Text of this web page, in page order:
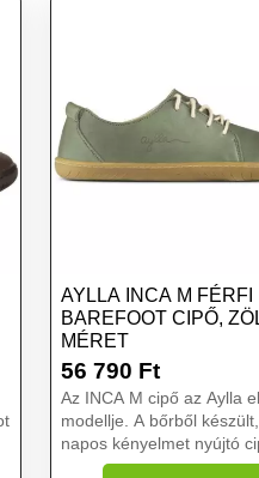
AYLLA INCA M FÉRFI
BAREFOOT CIPŐ,
MÉRET
56 790 Ft
Az INCA M cipő az Aylla
modellje. A bőrből
napos kényelmet nyújtó
ideális a tavaszi és őszi